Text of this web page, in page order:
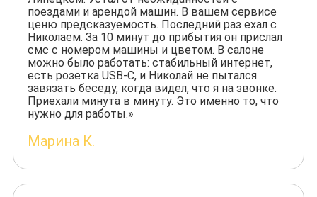
поездами и арендой машин. В вашем сервисе
ценю предсказуемость. Последний раз ехал с
Николаем. За 10 минут до прибытия он прислал
смс с номером машины и цветом. В салоне
можно было работать: стабильный интернет,
есть розетка USB-C, и Николай не пытался
завязать беседу, когда видел, что я на звонке.
Приехали минута в минуту. Это именно то, что
нужно для работы.»
Марина К.